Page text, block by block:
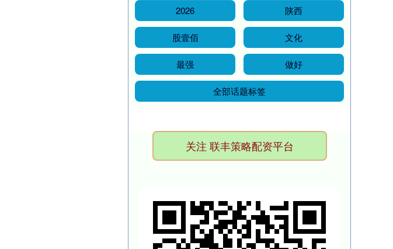
2026 陕西
股壹佰 文化
最强 做好
全部话题标签
关注 联丰策略配资平台